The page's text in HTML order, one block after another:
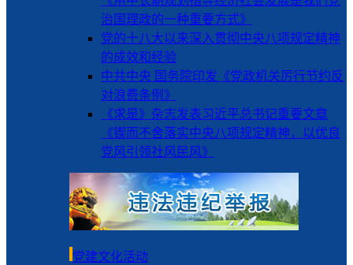
治国理政的一种重要方式》
党的十八大以来深入贯彻中央八项规定精神
的成效和经验
中共中央 国务院印发《党政机关厉行节约反
对浪费条例》
《求是》杂志发表习近平总书记重要文章
《锲而不舍落实中央八项规定精神，以优良
党风引领社风民风》
党建文化活动